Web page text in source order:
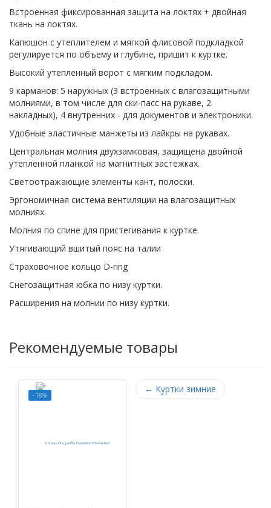
Встроенная фиксированная защита на локтях + двойная
ткань на локтях.
Капюшон с утеплителем и мягкой флисовой подкладкой
регулируется по объему и глубине, пришит к куртке.
Высокий утепленный ворот с мягким подкладом.
9 карманов: 5 наружных (3 встроенных с влагозащитными
молниями, в том числе для ски-пасс на рукаве, 2
накладных), 4 внутренних - для документов и электроники.
Удобные эластичные манжеты из лайкры на рукавах.
Центральная молния двухзамковая, защищена двойной
утепленной планкой на магнитных застежках.
Светоотражающие элементы кант, полоски.
Эргономичная система вентиляции на влагозащитных
молниях.
Молния по спине для пристегивания к куртке.
Утягивающий вшитый пояс на талии
Страховочное кольцо D-ring
Снегозащитная юбка по низу куртки.
Расширения на молнии по низу куртки.
Рекомендуемые товары
-18%
← Куртки зимние